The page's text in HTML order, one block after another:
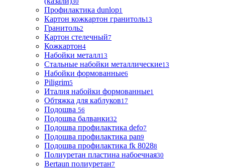
Профилактика dunlop1
Картон кожкартон гранитоль13
Гранитоль2
Картон стелечный7
Кожкартон4
Набойки металл13
Стальные набойки металлические13
Набойки формованные6
Piligrim5
Италия набойки формованные1
Обтяжка для каблуков17
Подошва 56
Подошва балванки32
Подошва профилактика defo7
Подошва профилактика pan9
Подошва профилактика fk 80288
Полиуретан пластина набоечная30
Bertaun полиуретан7